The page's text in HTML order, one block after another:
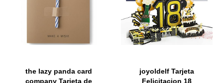
the lazy panda card
company Tarjeta de
joyoldelf Tarjeta
Felicitacion 18